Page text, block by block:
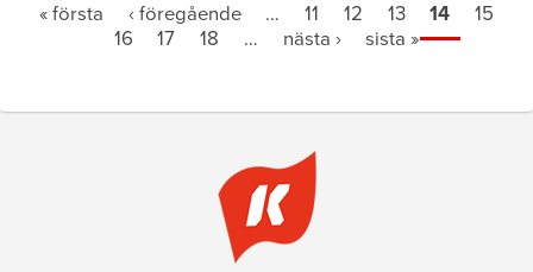
« första ‹ föregående … 11 12 13 14
15
16
17 18 … nästa › sista »